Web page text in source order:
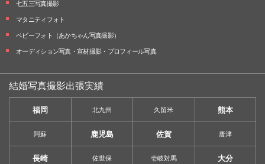
七五三写真撮影
マタニティフォト
ベビーフォト （あかちゃん写真撮影）
オーディション写真・ 宣材撮影・ プロフィール写真
結婚写真撮影出張実績
福岡 北九州 久留米 熊本
阿蘇 鹿児島 佐賀 唐津
長崎 佐世保 壱岐対馬 大分